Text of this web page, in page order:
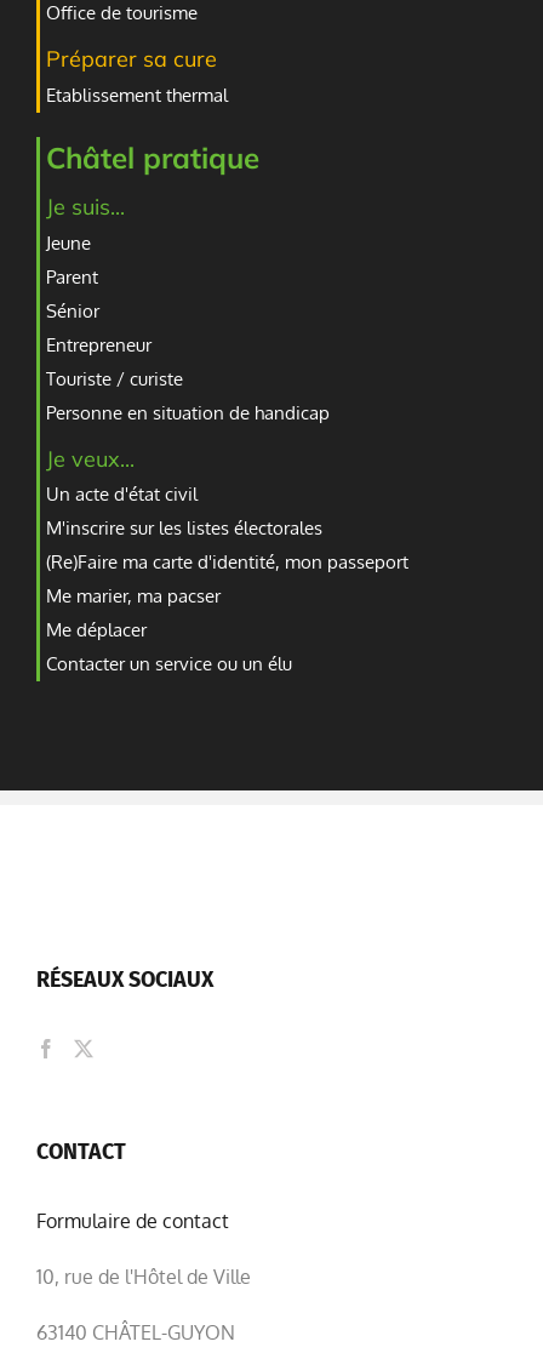
Office de tourisme
Préparer sa cure
Etablissement thermal
Châtel pratique
Je suis...
Jeune
Parent
Sénior
Entrepreneur
Touriste / curiste
Personne en situation de handicap
Je veux...
Un acte d'état civil
M'inscrire sur les listes électorales
(Re)Faire ma carte d'identité, mon passeport
Me marier, ma pacser
Me déplacer
Contacter un service ou un élu
RÉSEAUX SOCIAUX
CONTACT
Formulaire de contact
10, rue de l'Hôtel de Ville
63140 CHÂTEL-GUYON